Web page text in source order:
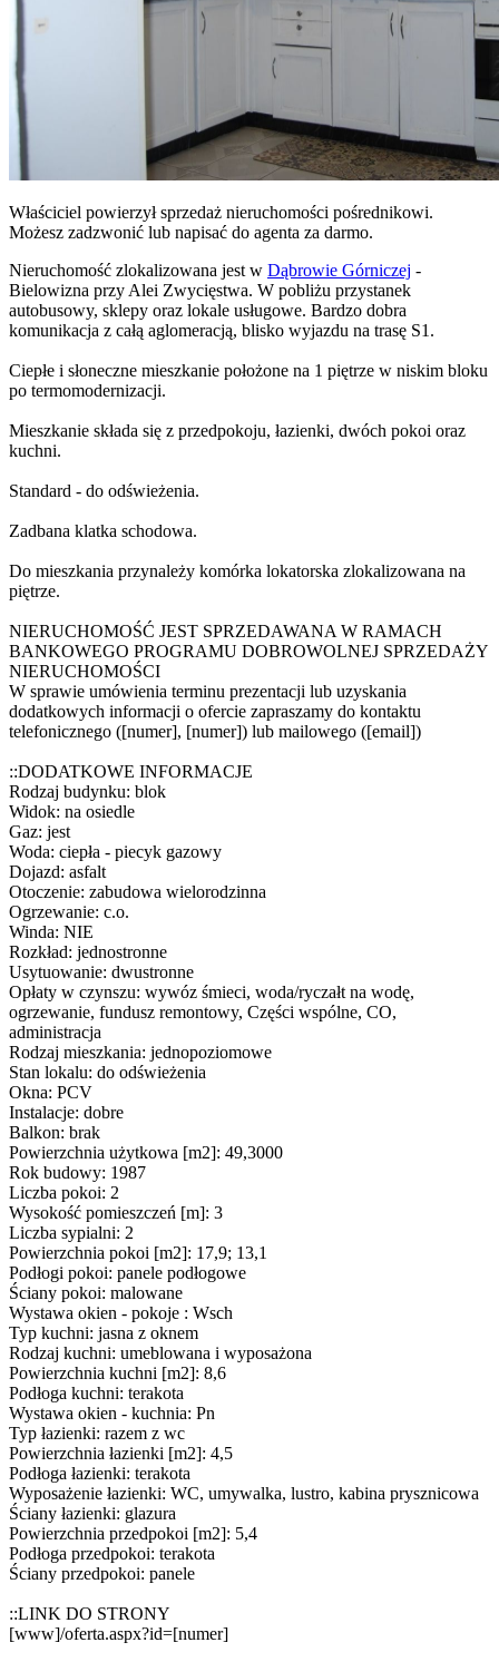
Właściciel powierzył sprzedaż nieruchomości pośrednikowi.
Możesz zadzwonić lub napisać do agenta za darmo.
Nieruchomość zlokalizowana jest w Dąbrowie Górniczej -
Bielowizna przy Alei Zwycięstwa. W pobliżu przystanek
autobusowy, sklepy oraz lokale usługowe. Bardzo dobra
komunikacja z całą aglomeracją, blisko wyjazdu na trasę S1.
Ciepłe i słoneczne mieszkanie położone na 1 piętrze w niskim bloku
po termomodernizacji.
Mieszkanie składa się z przedpokoju, łazienki, dwóch pokoi oraz
kuchni.
Standard - do odświeżenia.
Zadbana klatka schodowa.
Do mieszkania przynależy komórka lokatorska zlokalizowana na
piętrze.
NIERUCHOMOŚĆ JEST SPRZEDAWANA W RAMACH
BANKOWEGO PROGRAMU DOBROWOLNEJ SPRZEDAŻY
NIERUCHOMOŚCI
W sprawie umówienia terminu prezentacji lub uzyskania
dodatkowych informacji o ofercie zapraszamy do kontaktu
telefonicznego ([numer], [numer]) lub mailowego ([email])
::DODATKOWE INFORMACJE
Rodzaj budynku: blok
Widok: na osiedle
Gaz: jest
Woda: ciepła - piecyk gazowy
Dojazd: asfalt
Otoczenie: zabudowa wielorodzinna
Ogrzewanie: c.o.
Winda: NIE
Rozkład: jednostronne
Usytuowanie: dwustronne
Opłaty w czynszu: wywóz śmieci, woda/ryczałt na wodę,
ogrzewanie, fundusz remontowy, Części wspólne, CO,
administracja
Rodzaj mieszkania: jednopoziomowe
Stan lokalu: do odświeżenia
Okna: PCV
Instalacje: dobre
Balkon: brak
Powierzchnia użytkowa [m2]: 49,3000
Rok budowy: 1987
Liczba pokoi: 2
Wysokość pomieszczeń [m]: 3
Liczba sypialni: 2
Powierzchnia pokoi [m2]: 17,9; 13,1
Podłogi pokoi: panele podłogowe
Ściany pokoi: malowane
Wystawa okien - pokoje : Wsch
Typ kuchni: jasna z oknem
Rodzaj kuchni: umeblowana i wyposażona
Powierzchnia kuchni [m2]: 8,6
Podłoga kuchni: terakota
Wystawa okien - kuchnia: Pn
Typ łazienki: razem z wc
Powierzchnia łazienki [m2]: 4,5
Podłoga łazienki: terakota
Wyposażenie łazienki: WC, umywalka, lustro, kabina prysznicowa
Ściany łazienki: glazura
Powierzchnia przedpokoi [m2]: 5,4
Podłoga przedpokoi: terakota
Ściany przedpokoi: panele
::LINK DO STRONY
[www]/oferta.aspx?id=[numer]